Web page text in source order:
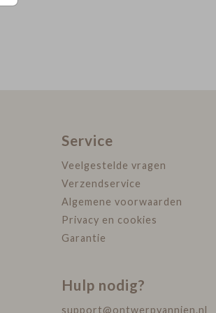
Service
Veelgestelde vragen
Verzendservice
Algemene voorwaarden
Privacy en cookies
Garantie
Hulp nodig?
support@ontwerpvannien.nl